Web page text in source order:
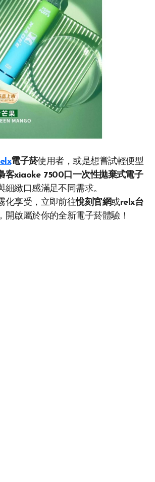
電子菸使用者，或是想嘗試輕便型
客xiaoke 7500口一次性拋棄式電子
細緻口感滿足不同需求。
化享受，立即前往悅刻官網或relx台
開啟屬於你的全新電子菸體驗！